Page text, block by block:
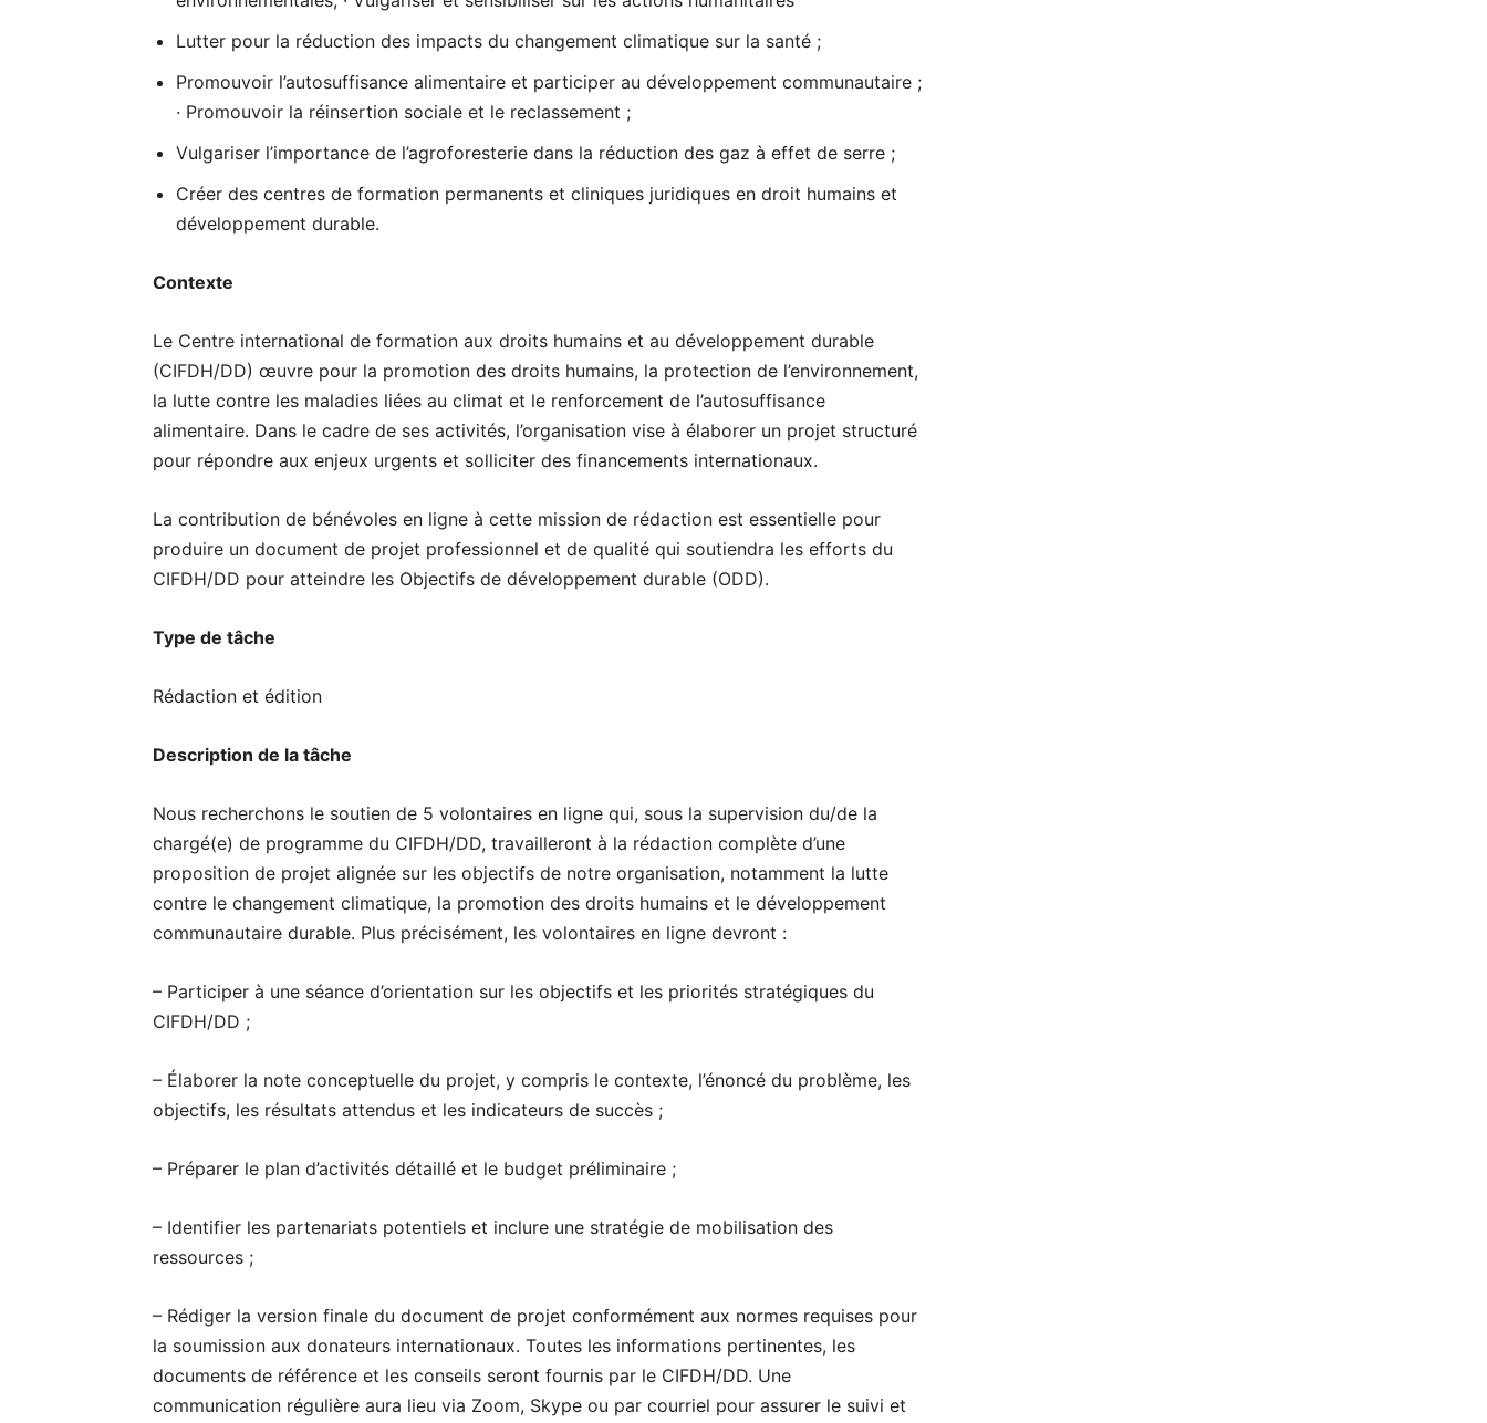
Lutter pour la réduction des impacts du changement climatique sur la santé ;
Promouvoir l’autosuffisance alimentaire et participer au développement communautaire ;
· Promouvoir la réinsertion sociale et le reclassement ;
Vulgariser l’importance de l’agroforesterie dans la réduction des gaz à effet de serre ;
Créer des centres de formation permanents et cliniques juridiques en droit humains et
développement durable.
Contexte
Le Centre international de formation aux droits humains et au développement durable
(CIFDH/DD) œuvre pour la promotion des droits humains, la protection de l’environnement,
la lutte contre les maladies liées au climat et le renforcement de l’autosuffisance
alimentaire. Dans le cadre de ses activités, l’organisation vise à élaborer un projet structuré
pour répondre aux enjeux urgents et solliciter des financements internationaux.
La contribution de bénévoles en ligne à cette mission de rédaction est essentielle pour
produire un document de projet professionnel et de qualité qui soutiendra les efforts du
CIFDH/DD pour atteindre les Objectifs de développement durable (ODD).
Type de tâche
Rédaction et édition
Description de la tâche
Nous recherchons le soutien de 5 volontaires en ligne qui, sous la supervision du/de la
chargé(e) de programme du CIFDH/DD, travailleront à la rédaction complète d’une
proposition de projet alignée sur les objectifs de notre organisation, notamment la lutte
contre le changement climatique, la promotion des droits humains et le développement
communautaire durable. Plus précisément, les volontaires en ligne devront :
– Participer à une séance d’orientation sur les objectifs et les priorités stratégiques du
CIFDH/DD ;
– Élaborer la note conceptuelle du projet, y compris le contexte, l’énoncé du problème, les
objectifs, les résultats attendus et les indicateurs de succès ;
– Préparer le plan d’activités détaillé et le budget préliminaire ;
– Identifier les partenariats potentiels et inclure une stratégie de mobilisation des
ressources ;
– Rédiger la version finale du document de projet conformément aux normes requises pour
la soumission aux donateurs internationaux. Toutes les informations pertinentes, les
documents de référence et les conseils seront fournis par le CIFDH/DD. Une
communication régulière aura lieu via Zoom, Skype ou par courriel pour assurer le suivi et